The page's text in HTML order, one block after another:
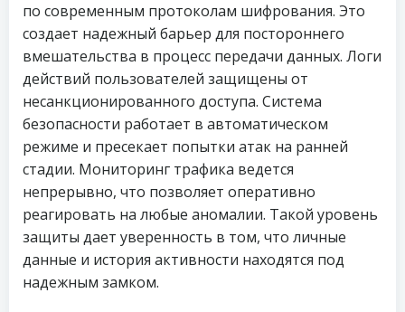
по современным протоколам шифрования. Это
создает надежный барьер для постороннего
вмешательства в процесс передачи данных. Логи
действий пользователей защищены от
несанкционированного доступа. Система
безопасности работает в автоматическом
режиме и пресекает попытки атак на ранней
стадии. Мониторинг трафика ведется
непрерывно, что позволяет оперативно
реагировать на любые аномалии. Такой уровень
защиты дает уверенность в том, что личные
данные и история активности находятся под
надежным замком.